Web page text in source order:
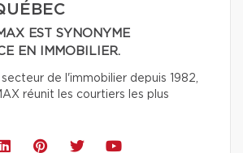
EST SYNONYME
EN IMMOBILIER.
de l'immobilier depuis 1982,
réunit les courtiers les plus